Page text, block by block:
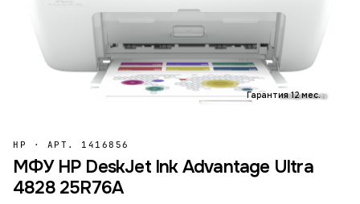
Гарантия 12 мес.
HP · АРТ. 1416856
МФУ HP DeskJet Ink Advantage Ultra
4828 25R76A